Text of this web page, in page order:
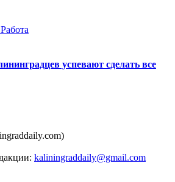
Работа
успевают сделать все
kaliningraddaily@gmail.com